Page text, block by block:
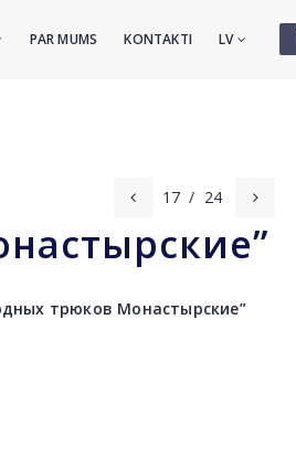
PAR MUMS KONTAKTI LV
17 / 24
трюков Монастырские”